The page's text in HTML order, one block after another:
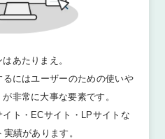
あたりまえ。
にはユーザーのための使いや
非常に大事な要素です。
ト・ECサイト・LPサイトな
績があります。